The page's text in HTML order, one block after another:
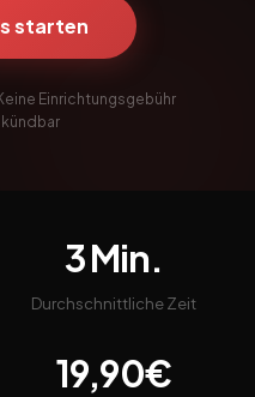
starten
Einrichtungsgebühr
3 Min.
Durchschnittliche Zeit
19,90€